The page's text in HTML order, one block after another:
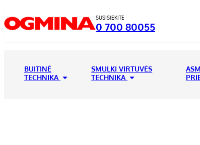
SUSISIEKITE
0 700 80055
BUITINĖ
TECHNIKA
SMULKI VIRTUVĖS
TECHNIKA